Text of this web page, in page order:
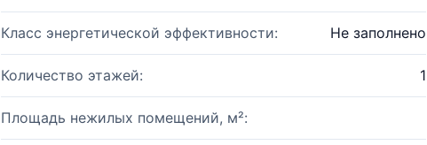
Класс энергетической эффективности: Не заполнено
Количество этажей: 1
Площадь нежилых помещений, м²: